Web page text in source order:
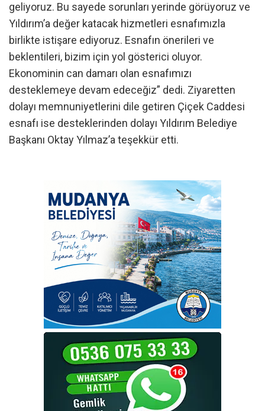
geliyoruz. Bu sayede sorunları yerinde görüyoruz ve
Yıldırım’a değer katacak hizmetleri esnafımızla
birlikte istişare ediyoruz. Esnafın önerileri ve
beklentileri, bizim için yol gösterici oluyor.
Ekonominin can damarı olan esnafımızı
desteklemeye devam edeceğiz” dedi. Ziyaretten
dolayı memnuniyetlerini dile getiren Çiçek Caddesi
esnafı ise desteklerinden dolayı Yıldırım Belediye
Başkanı Oktay Yılmaz’a teşekkür etti.